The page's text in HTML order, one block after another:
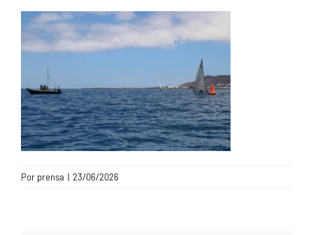
CONTACTO
Por prensa | 23/06/2026